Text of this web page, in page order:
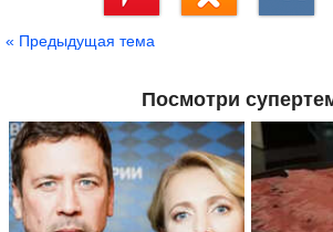
« Предыдущая тема
Посмотри